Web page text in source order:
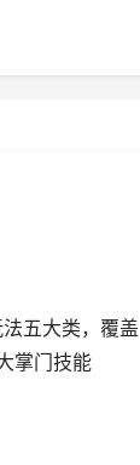
五大类，覆盖
掌门技能